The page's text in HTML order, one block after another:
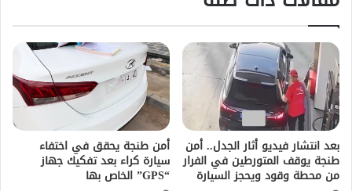
بعد انتشار فيديو أثار الجدل.. أمن
طنجة يوقف المتورطين في الفرار
من محطة وقود ويحجز السيارة
أمن طنجة يحقق في اختفاء
سيارة كراء بعد تفكيك جهاز
“GPS” الخاص بها